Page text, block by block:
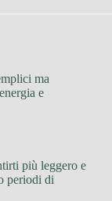
ma
e
più leggero e
periodi di